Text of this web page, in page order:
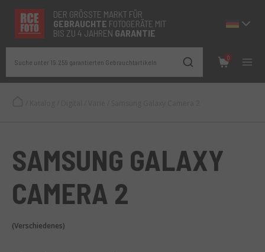
DER GRÖSSTE MARKT FÜR
GEBRAUCHTE FOTOGERÄTE MIT
BIS ZU 4 JAHREN GARANTIE
Suche unter 19.259 garantierten Gebrauchtartikeln
0
SAMSUNG GALAXY
CAMERA 2
(Verschiedenes)